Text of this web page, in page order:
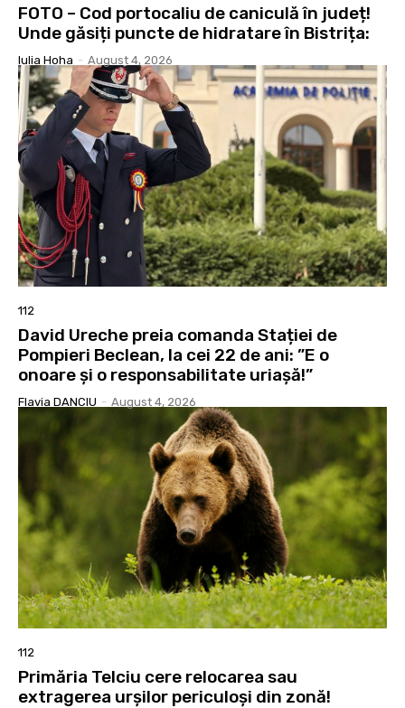
FOTO – Cod portocaliu de caniculă în județ!
Unde găsiți puncte de hidratare în Bistrița:
Iulia Hoha - August 4, 2026
112
David Ureche preia comanda Stației de
Pompieri Beclean, la cei 22 de ani: ”E o
onoare și o responsabilitate uriașă!”
Flavia DANCIU - August 4, 2026
112
Primăria Telciu cere relocarea sau
extragerea urșilor periculoși din zonă!